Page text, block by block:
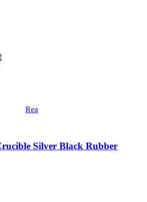
Rea
Silver Black Rubber